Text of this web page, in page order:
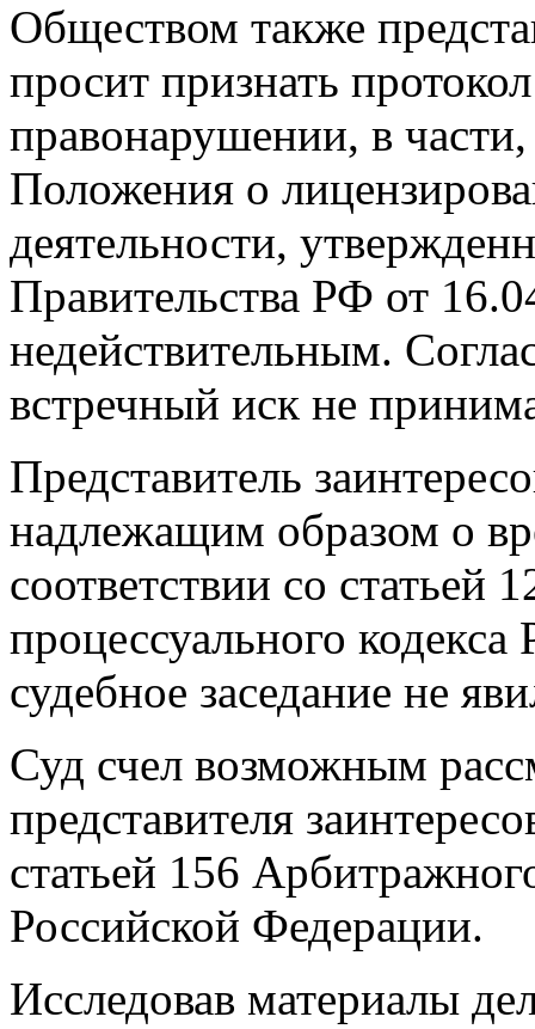
Обществом также
просит признать
правонарушении, в
Положения о
деятельности,
Правительства РФ от
недействительным.
встречный иск не
Представитель
надлежащим образом о
соответствии со статьей
процессуального
судебное заседание не
Суд счел возможным
представителя
статьей 156
Российской Федерации.
Исследовав материалы